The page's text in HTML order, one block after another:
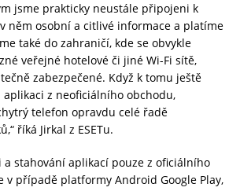
jsme prakticky neustále připojeni k
něm osobní a citlivé informace a platíme
také do zahraničí, kde se obvykle
veřejné hotelové či jiné Wi-Fi sítě,
zabezpečené. Když k tomu ještě
z neoficiálního obchodu,
telefon opravdu celé řadě
říká Jirkal z ESETu.
a stahování aplikací pouze z oficiálního
v případě platformy Android Google Play,